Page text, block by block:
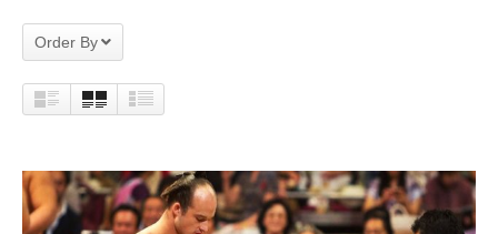
Order By